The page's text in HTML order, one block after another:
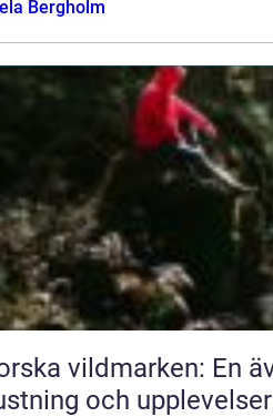
Bergholm
vildmarken: En
och upplevelser